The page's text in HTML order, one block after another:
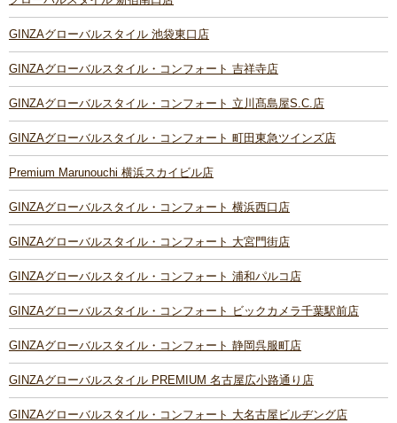
GINZAグローバルスタイル 池袋東口店
GINZAグローバルスタイル・コンフォート 吉祥寺店
GINZAグローバルスタイル・コンフォート 立川髙島屋S.C.店
GINZAグローバルスタイル・コンフォート 町田東急ツインズ店
Premium Marunouchi 横浜スカイビル店
GINZAグローバルスタイル・コンフォート 横浜西口店
GINZAグローバルスタイル・コンフォート 大宮門街店
GINZAグローバルスタイル・コンフォート 浦和パルコ店
GINZAグローバルスタイル・コンフォート ビックカメラ千葉駅前店
GINZAグローバルスタイル・コンフォート 静岡呉服町店
GINZAグローバルスタイル PREMIUM 名古屋広小路通り店
GINZAグローバルスタイル・コンフォート 大名古屋ビルヂング店